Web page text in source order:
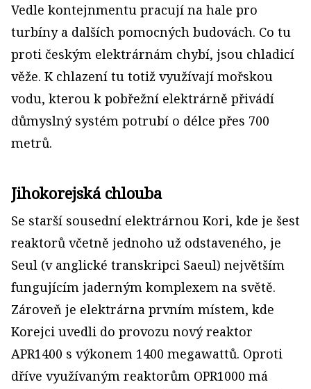
Vedle kontejnmentu pracují na hale pro
turbíny a dalších pomocných budovách. Co tu
proti českým elektrárnám chybí, jsou chladicí
věže. K chlazení tu totiž využívají mořskou
vodu, kterou k pobřežní elektrárně přivádí
důmyslný systém potrubí o délce přes 700
metrů.
Jihokorejská chlouba
Se starší sousední elektrárnou Kori, kde je šest
reaktorů včetně jednoho už odstaveného, je
Seul (v anglické transkripci Saeul) největším
fungujícím jaderným komplexem na světě.
Zároveň je elektrárna prvním místem, kde
Korejci uvedli do provozu nový reaktor
APR1400 s výkonem 1400 megawattů. Oproti
dříve využívaným reaktorům OPR1000 má